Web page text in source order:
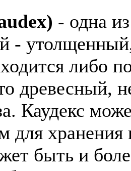
- одна
-
либо
древесный,
Каудекс
для
быть и